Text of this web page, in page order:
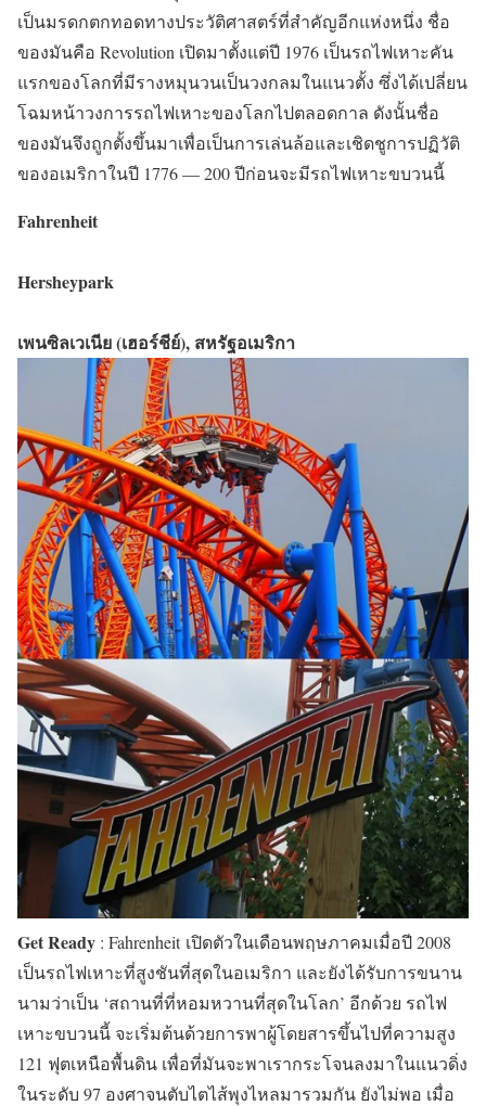
เป็นมรดกตกทอดทางประวัติศาสตร์ที่สำคัญอีกแห่งหนึ่ง ชื่อ
ของมันคือ Revolution เปิดมาตั้งแต่ปี 1976 เป็นรถไฟเหาะคัน
แรกของโลกที่มีรางหมุนวนเป็นวงกลมในแนวตั้ง ซึ่งได้เปลี่ยน
โฉมหน้าวงการรถไฟเหาะของโลกไปตลอดกาล ดังนั้นชื่อ
ของมันจึงถูกตั้งขึ้นมาเพื่อเป็นการเล่นล้อและเชิดชูการปฏิวัติ
ของอเมริกาในปี 1776 — 200 ปีก่อนจะมีรถไฟเหาะขบวนนี้
Fahrenheit
Hersheypark
เพนซิลเวเนีย (เฮอร์ชีย์), สหรัฐอเมริกา
Get Ready : Fahrenheit เปิดตัวในเดือนพฤษภาคมเมื่อปี 2008
เป็นรถไฟเหาะที่สูงชันที่สุดในอเมริกา และยังได้รับการขนาน
นามว่าเป็น ‘สถานที่ที่หอมหวานที่สุดในโลก’ อีกด้วย รถไฟ
เหาะขบวนนี้ จะเริ่มต้นด้วยการพาผู้โดยสารขึ้นไปที่ความสูง
121 ฟุตเหนือพื้นดิน เพื่อที่มันจะพาเรากระโจนลงมาในแนวดิ่ง
ในระดับ 97 องศาจนตับไตไส้พุงไหลมารวมกัน ยังไม่พอ เมื่อ